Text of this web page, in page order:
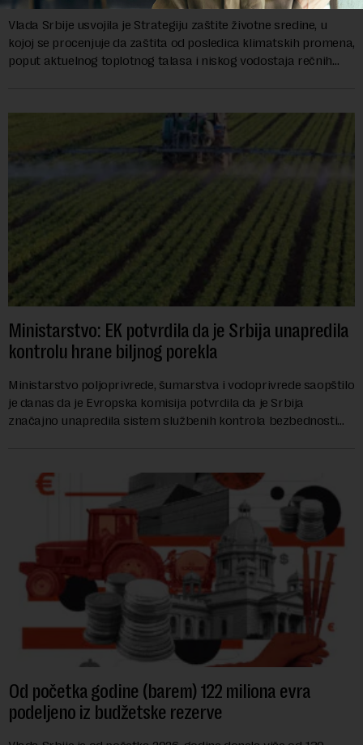
Vlada Srbije usvojila je Strategiju zaštite životne sredine, u
kojoj se procenjuje da zaštita od posledica klimatskih promena,
poput aktuelnog toplotnog talasa i niskog vodostaja rečnih
Ministarstvo: EK potvrdila da je Srbija unapredila
kontrolu hrane biljnog porekla
Ministarstvo poljoprivrede, šumarstva i vodoprivrede saopštilo
je danas da je Evropska komisija potvrdila da je Srbija
značajno unapredila sistem službenih kontrola bezbednosti
Od početka godine (barem) 122 miliona evra
podeljeno iz budžetske rezerve